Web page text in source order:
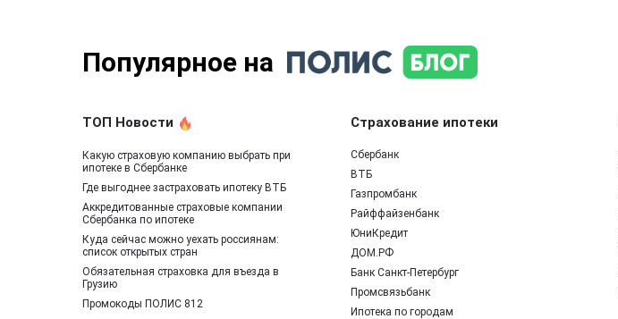
Популярное на
ТОП Новости
Какую страховую компанию выбрать при
ипотеке в Сбербанке
Где выгоднее застраховать ипотеку ВТБ
Аккредитованные страховые компании
Сбербанка по ипотеке
Куда сейчас можно уехать россиянам:
список открытых стран
Обязательная страховка для въезда в
Грузию
Промокоды ПОЛИС 812
Страхование ипотеки
Сбербанк
ВТБ
Газпромбанк
Райффайзенбанк
ЮниКредит
ДОМ.РФ
Банк Санкт-Петербург
Промсвязьбанк
Ипотека по городам